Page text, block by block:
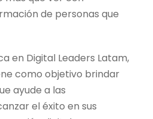
de personas que
en Digital Leaders Latam,
como objetivo brindar
ayude a las
el éxito en sus